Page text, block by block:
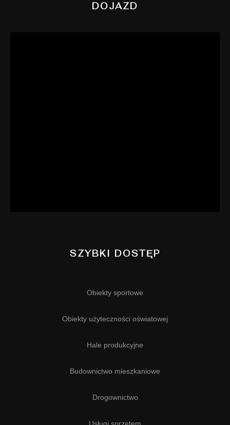
DOJAZD
SZYBKI DOSTĘP
Obiekty sportowe
Obiekty użyteczności oświatowej
Hale produkcyjne
Budownictwo mieszkaniowe
Drogownictwo